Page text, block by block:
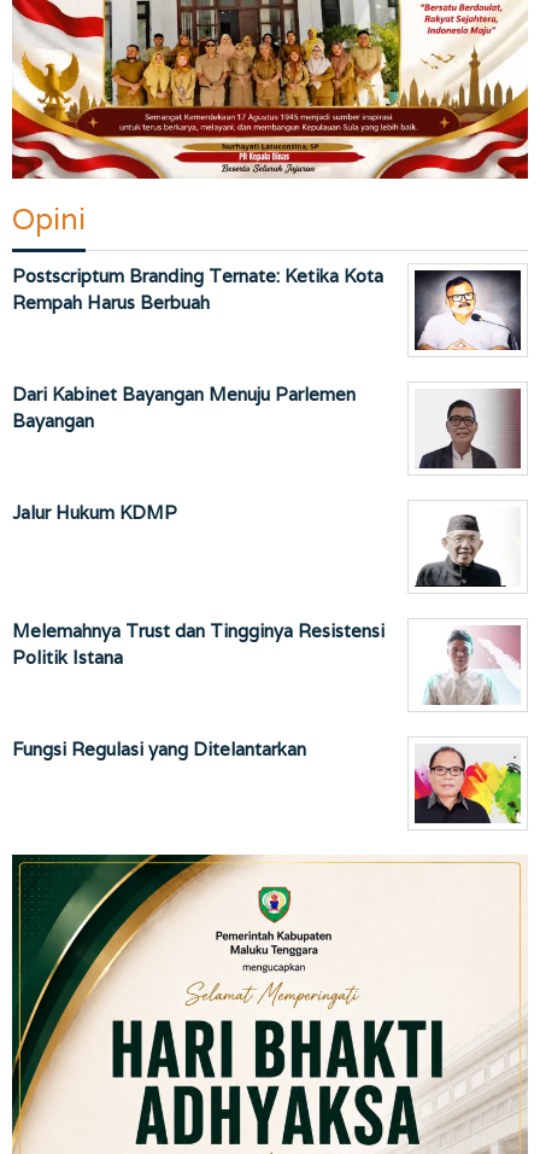
Opini
Postscriptum Branding Ternate: Ketika Kota
Rempah Harus Berbuah
Dari Kabinet Bayangan Menuju Parlemen
Bayangan
Jalur Hukum KDMP
Melemahnya Trust dan Tingginya Resistensi
Politik Istana
Fungsi Regulasi yang Ditelantarkan